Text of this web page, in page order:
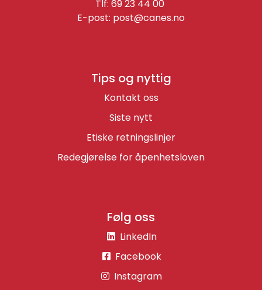
Tips og nyttig
Kontakt oss
Siste nytt
Etiske retningslinjer
Redegjørelse for åpenhetsloven
Følg oss
LinkedIn
Facebook
Instagram
Tlf: 69 23 44 00
E-post: post@canes.no